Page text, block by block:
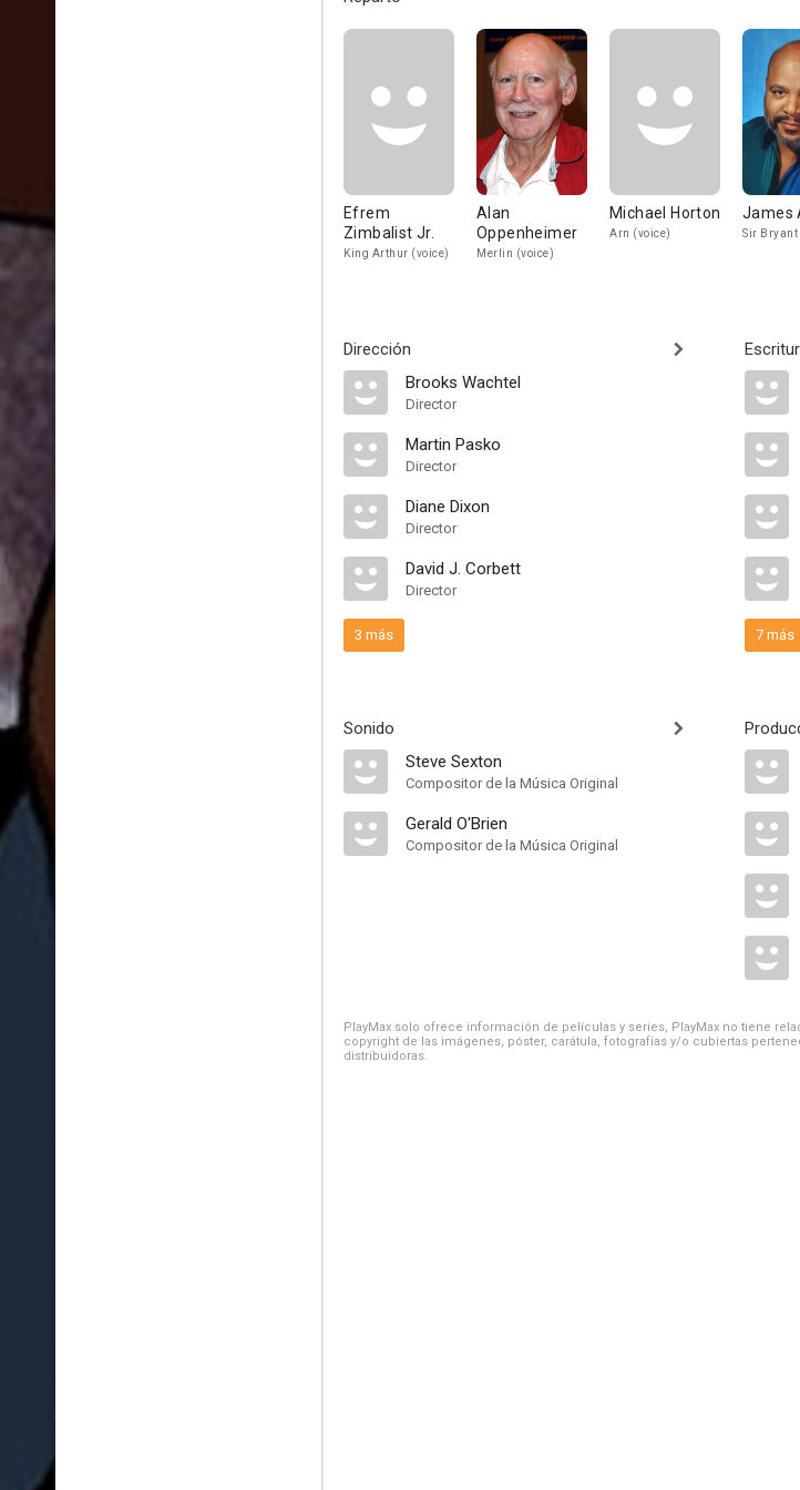
Efrem
Zimbalist Jr.
King Arthur (voice)
Alan
Oppenheimer
Merlin (voice)
Michael Horton
Arn (voice)
James
Sir Bryant
Dirección
Brooks Wachtel
Director
Martin Pasko
Director
Diane Dixon
Director
David J. Corbett
Director
3 más
Sonido
Steve Sexton
Compositor de la Música Original
Gerald O'Brien
Compositor de la Música Original
7 más
PlayMax solo ofrece información de películas y series, PlayMax no tiene
copyright de las imágenes, póster, carátula, fotografías y/o cubiertas
distribuidoras.